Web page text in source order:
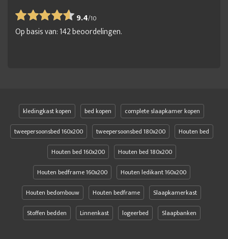
9.4/10
Op basis van:142beoordelingen.
kledingkast kopen bed kopen
complete slaapkamer kopen
tweepersoonsbed 160x200
tweepersoonsbed 180x200
Houten bed
Houten bed 160x200
Houten bed 180x200
Houten bedframe 160x200
Houten ledikant 160x200
Houten bedombouw
Houten bedframe
Slaapkamerkast
Stoffen bedden
Linnenkast logeerbed Slaapbanken